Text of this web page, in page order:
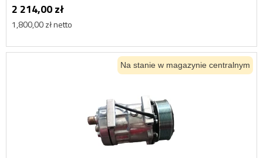
2 214,00 zł
1,800,00 zł netto
Na stanie w magazynie centralnym